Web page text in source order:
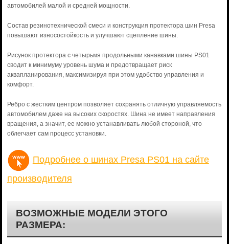
автомобилей малой и средней мощности.
Состав резинотехнической смеси и конструкция протектора шин Presa
повышают износостойкость и улучшают сцепление шины.
Рисунок протектора с четырьмя продольными канавками шины PS01
сводит к минимуму уровень шума и предотвращает риск
аквапланирования, максимизируя при этом удобство управления и
комфорт.
Ребро с жестким центром позволяет сохранять отличную управляемость
автомобилем даже на высоких скоростях. Шина не имеет направления
вращения, а значит, ее можно устанавливать любой стороной, что
облегчает сам процесс установки.
Подробнее о шинах Presa PS01 на сайте
производителя
ВОЗМОЖНЫЕ МОДЕЛИ ЭТОГО
РАЗМЕРА: